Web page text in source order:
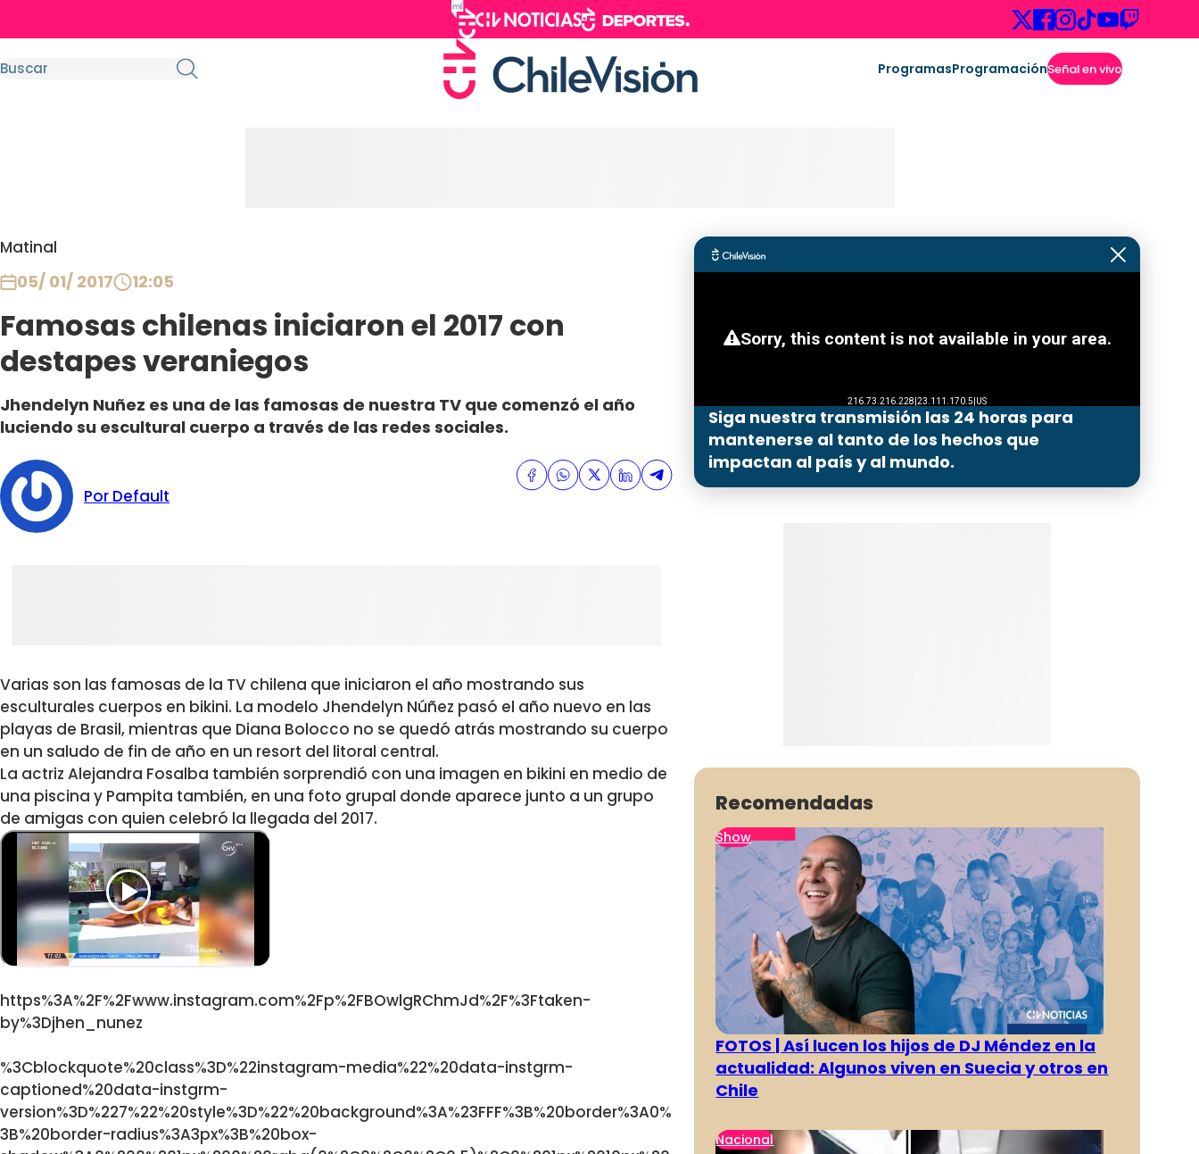
ProgramasProgramaciónSeñal en vivo
Matinal
05/ 01/ 2017 12:05
Famosas chilenas iniciaron el 2017 con
destapes veraniegos
Jhendelyn Nuñez es una de las famosas de nuestra TV que comenzó el año
luciendo su escultural cuerpo a través de las redes sociales.
Por Default
Varias son las famosas de la TV chilena que iniciaron el año mostrando sus
esculturales cuerpos en bikini. La modelo Jhendelyn Núñez pasó el año nuevo en las
playas de Brasil, mientras que Diana Bolocco no se quedó atrás mostrando su cuerpo
en un saludo de fin de año en un resort del litoral central.
La actriz Alejandra Fosalba también sorprendió con una imagen en bikini en medio de
una piscina y Pampita también, en una foto grupal donde aparece junto a un grupo
de amigas con quien celebró la llegada del 2017.
https%3A%2F%2Fwww.instagram.com%2Fp%2FBOwlgRChmJd%2F%3Ftaken-
by%3Djhen_nunez
%3Cblockquote%20class%3D%22instagram-media%22%20data-instgrm-
captioned%20data-instgrm-
version%3D%227%22%20style%3D%22%20background%3A%23FFF%3B%20border%3A0%
3B%20border-radius%3A3px%3B%20box-
Siga nuestra transmisión las 24 horas para
mantenerse al tanto de los hechos que
impactan al país y al mundo.
Recomendadas
Show
FOTOS | Así lucen los hijos de DJ Méndez en la
actualidad: Algunos viven en Suecia y otros en
Chile
Nacional